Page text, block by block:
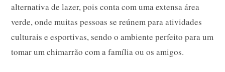
alternativa de lazer, pois conta com uma extensa área
verde, onde muitas pessoas se reúnem para atividades
culturais e esportivas, sendo o ambiente perfeito para um
tomar um chimarrão com a família ou os amigos.